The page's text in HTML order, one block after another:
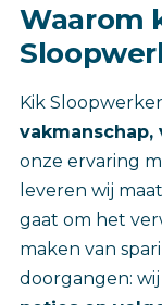
Waarom
Kik
onze ervaring
leveren wij
gaat om het
maken van
doorgangen: